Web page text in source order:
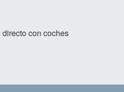
con coches